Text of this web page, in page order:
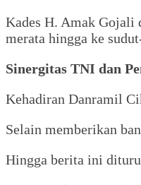
Kades H. Amak Gojali
merata hingga ke
Sinergitas TNI dan
Kehadiran Danramil
Selain memberikan
Hingga berita ini